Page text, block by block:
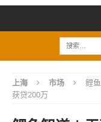
上海 市场
鲤
获贷200万